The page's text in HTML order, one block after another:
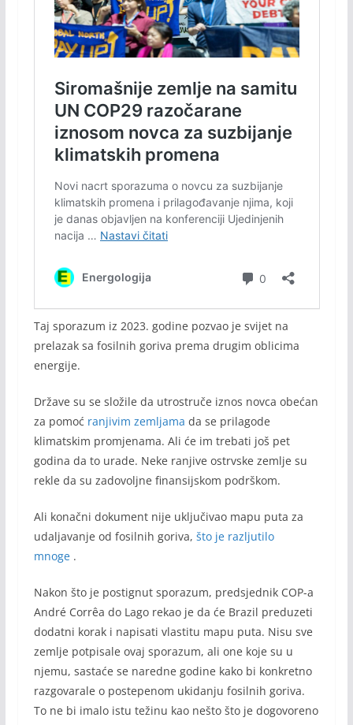
Taj sporazum iz 2023. godine pozvao je svijet na
prelazak sa fosilnih goriva prema drugim oblicima
energije.
Države su se složile da utrostruče iznos novca obećan
za pomoć ranjivim zemljama da se prilagode
klimatskim promjenama. Ali će im trebati još pet
godina da to urade. Neke ranjive ostrvske zemlje su
rekle da su zadovoljne finansijskom podrškom.
Ali konačni dokument nije uključivao mapu puta za
udaljavanje od fosilnih goriva, što je razljutilo
mnoge.
Nakon što je postignut sporazum, predsjednik COP-a
André Corrêa do Lago rekao je da će Brazil preduzeti
dodatni korak i napisati vlastitu mapu puta. Nisu sve
zemlje potpisale ovaj sporazum, ali one koje su u
njemu, sastaće se naredne godine kako bi konkretno
razgovarale o postepenom ukidanju fosilnih goriva.
To ne bi imalo istu težinu kao nešto što je dogovoreno